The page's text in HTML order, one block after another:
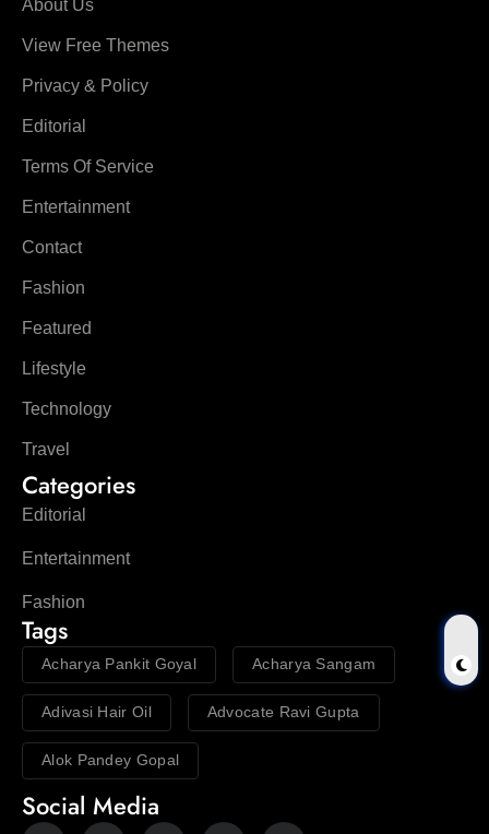
About Us
View Free Themes
Privacy & Policy
Editorial
Terms Of Service
Entertainment
Contact
Fashion
Featured
Lifestyle
Technology
Travel
Categories
Editorial
Entertainment
Fashion
Tags
Acharya Pankit Goyal Acharya Sangam
Adivasi Hair Oil Advocate Ravi Gupta
Alok Pandey Gopal
Social Media